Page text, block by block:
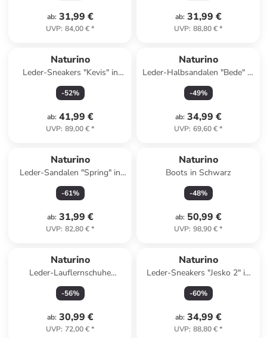
ab: 31,99 €
UVP: 84,00 €*
ab: 31,99 €
UVP: 88,80 €*
Naturino
Leder-Sneakers "Kevis" in
Weiß
-52%
ab: 41,99 €
UVP: 89,00 €*
Naturino
Leder-Halbsandalen "Bede" in
Gelb
-49%
ab: 34,99 €
UVP: 69,60 €*
Naturino
Leder-Sandalen "Spring" in
Gelb
-61%
ab: 31,99 €
UVP: 82,80 €*
Naturino
Boots in Schwarz
-48%
ab: 50,99 €
UVP: 98,90 €*
Naturino
Leder-Lauflernschuhe
"Cocoon" in Grün
-56%
ab: 30,99 €
UVP: 72,00 €*
Naturino
Leder-Sneakers "Jesko 2" in
Grau/ Blau
-60%
ab: 34,99 €
UVP: 88,80 €*